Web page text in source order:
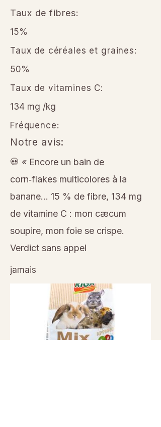
Taux de fibres:
15%
Taux de céréales et graines:
50%
Taux de vitamines C:
134 mg /kg
Fréquence:
Notre avis:
💀 « Encore un bain de
corn‑flakes multicolores à la
banane… 15 % de fibre, 134 mg
de vitamine C : mon cæcum
soupire, mon foie se crispe.
Verdict sans appel
jamais